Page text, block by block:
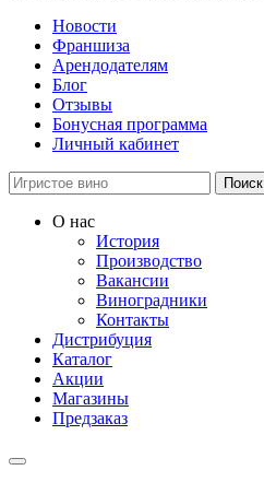
Новости
Франшиза
Арендодателям
Блог
Отзывы
Бонусная программа
Личный кабинет
Поиск
О нас
История
Производство
Вакансии
Виноградники
Контакты
Дистрибуция
Каталог
Акции
Магазины
Предзаказ